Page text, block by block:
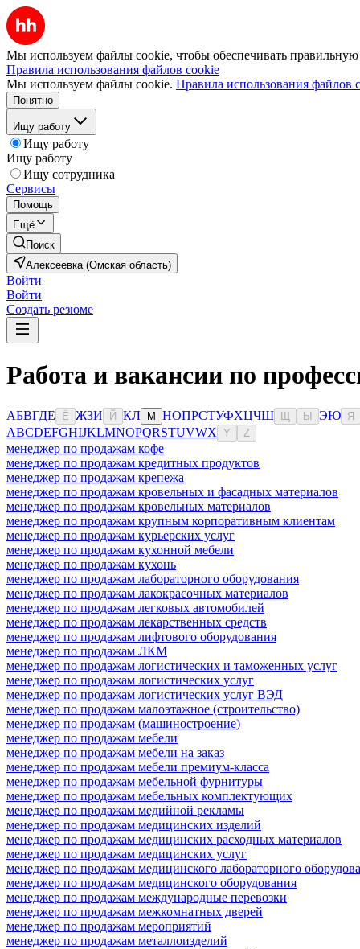
Мы используем файлы cookie, чтобы обеспечивать правильную
Правила использования файлов cookie
Мы используем файлы cookie. Правила использования файлов
Понятно
Ищу работу
Ищу работу
Ищу работу
Ищу сотрудника
Сервисы
Помощь
Ещё
Поиск
Алексеевка (Омская область)
Войти
Войти
Создать резюме
Работа и вакансии по
АБВГДЕ Ё ЖЗИ Й КЛ М НОПРСТУФХЦЧШ Ы ЭЮ Я
ABCDEFGHIJKLMNOPQRSTUVWX Y Z
менеджер по продажам кофе
менеджер по продажам кредитных продуктов
менеджер по продажам крепежа
менеджер по продажам кровельных и фасадных материалов
менеджер по продажам кровельных материалов
менеджер по продажам крупным корпоративным клиентам
менеджер по продажам курьерских услуг
менеджер по продажам кухонной мебели
менеджер по продажам кухонь
менеджер по продажам лабораторного оборудования
менеджер по продажам лакокрасочных материалов
менеджер по продажам легковых автомобилей
менеджер по продажам лекарственных средств
менеджер по продажам лифтового оборудования
менеджер по продажам ЛКМ
менеджер по продажам логистических и таможенных услуг
менеджер по продажам логистических услуг
менеджер по продажам логистических услуг ВЭД
менеджер по продажам малоэтажное (строительство)
менеджер по продажам (машиностроение)
менеджер по продажам мебели
менеджер по продажам мебели на заказ
менеджер по продажам мебели премиум-класса
менеджер по продажам мебельной фурнитуры
менеджер по продажам мебельных комплектующих
менеджер по продажам медийной рекламы
менеджер по продажам медицинских изделий
менеджер по продажам медицинских расходных материалов
менеджер по продажам медицинских услуг
менеджер по продажам медицинского лабораторного
менеджер по продажам медицинского оборудования
менеджер по продажам международные перевозки
менеджер по продажам межкомнатных дверей
менеджер по продажам мероприятий
менеджер по продажам металлоизделий